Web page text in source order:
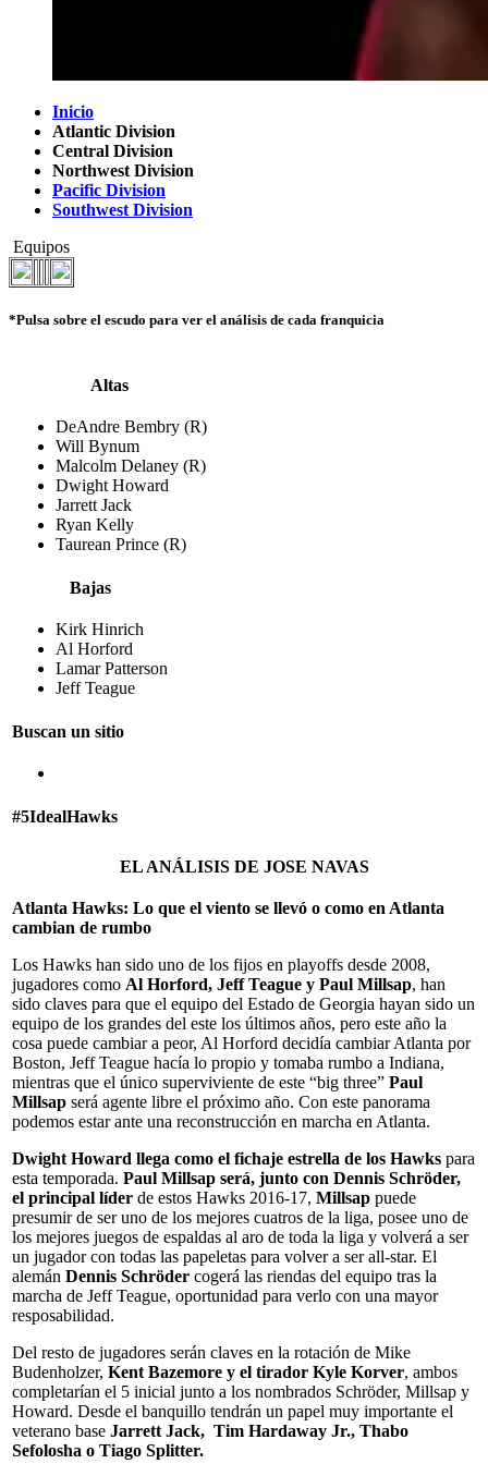
Inicio
Atlantic Division
Central Division
Northwest Division
Pacific Division
Southwest Division
Equipos
*Pulsa sobre el escudo para ver el análisis de cada franquicia
Altas
DeAndre Bembry (R)
Will Bynum
Malcolm Delaney (R)
Dwight Howard
Jarrett Jack
Ryan Kelly
Taurean Prince (R)
Bajas
Kirk Hinrich
Al Horford
Lamar Patterson
Jeff Teague
Buscan un sitio
#5IdealHawks
EL ANÁLISIS DE JOSE NAVAS
Atlanta Hawks: Lo que el viento se llevó o como en Atlanta
cambian de rumbo
Los Hawks han sido uno de los fijos en playoffs desde 2008,
jugadores como Al Horford, Jeff Teague y Paul Millsap, han
sido claves para que el equipo del Estado de Georgia hayan sido un
equipo de los grandes del este los últimos años, pero este año la
cosa puede cambiar a peor, Al Horford decidía cambiar Atlanta por
Boston, Jeff Teague hacía lo propio y tomaba rumbo a Indiana,
mientras que el único superviviente de este “big three” Paul
Millsap será agente libre el próximo año. Con este panorama
podemos estar ante una reconstrucción en marcha en Atlanta.
Dwight Howard llega como el fichaje estrella de los Hawks para
esta temporada. Paul Millsap será, junto con Dennis Schröder,
el principal líder de estos Hawks 2016-17, Millsap puede
presumir de ser uno de los mejores cuatros de la liga, posee uno de
los mejores juegos de espaldas al aro de toda la liga y volverá a ser
un jugador con todas las papeletas para volver a ser all-star. El
alemán Dennis Schröder cogerá las riendas del equipo tras la
marcha de Jeff Teague, oportunidad para verlo con una mayor
resposabilidad.
Del resto de jugadores serán claves en la rotación de Mike
Budenholzer, Kent Bazemore y el tirador Kyle Korver, ambos
completarían el 5 inicial junto a los nombrados Schröder, Millsap y
Howard. Desde el banquillo tendrán un papel muy importante el
veterano base Jarrett Jack, Tim Hardaway Jr., Thabo
Sefolosha o Tiago Splitter.